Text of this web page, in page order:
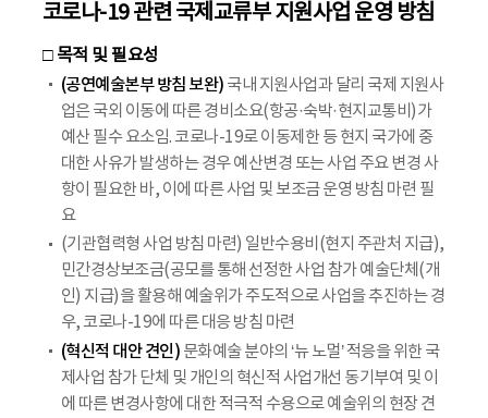
코로나-19 관련 국제교류부 지원사업 운영 방침
□ 목적 및 필요성
(공연예술본부 방침 보완) 국내 지원사업과 달리 국제 지원사
업은 국외 이동에 따른 경비소요(항공·숙박·현지교통비)가
예산 필수 요소임. 코로나-19로 이동제한 등 현지 국가에 중
대한 사유가 발생하는 경우 예산변경 또는 사업 주요 변경 사
항이 필요한 바, 이에 따른 사업 및 보조금 운영 방침 마련 필
요
(기관협력형 사업 방침 마련) 일반수용비(현지 주관처 지급),
민간경상보조금(공모를 통해 선정한 사업 참가 예술단체(개
인) 지급)을 활용해 예술위가 주도적으로 사업을 추진하는 경
우, 코로나-19에 따른 대응 방침 마련
(혁신적 대안 견인) 문화예술 분야의 ‘뉴 노멀’ 적응을 위한 국
제사업 참가 단체 및 개인의 혁신적 사업개선 동기부여 및 이
에 따른 변경사항에 대한 적극적 수용으로 예술위의 현장 견